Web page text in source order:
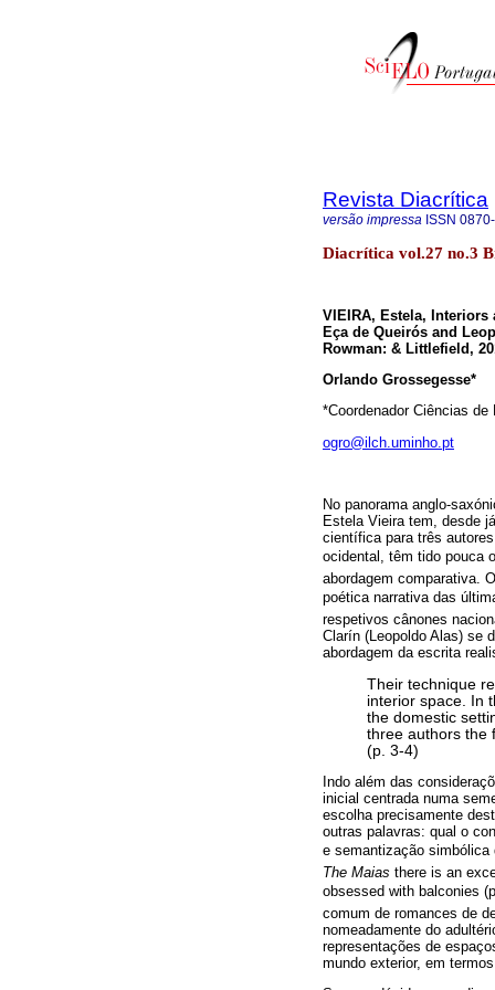
Revista Diacrítica
versão impressa ISSN
Diacrítica vol.27 no.3
VIEIRA, Estela, Interiors
Eça de Queirós and
Rowman: & Littlefield,
Orlando Grossegesse*
*Coordenador Ciências
ogro@ilch.uminho.pt
No panorama anglo-
Estela Vieira tem, desde
científica para três
ocidental, têm tido pouca
abordagem comparativa.
poética narrativa das
respetivos cânones
Clarín (Leopoldo Alas) se
abordagem da escrita
Their technique
interior space. In
the domestic
three authors the
(p. 3-4)
Indo além das
inicial centrada numa
escolha precisamente
outras palavras: qual o
e semantização simbólica
The Maias there is an
obsessed with balconies
comum de romances de
nomeadamente do
representações de
mundo exterior, em